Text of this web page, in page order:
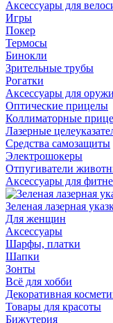
Аксессуары для
Игры
Покер
Термосы
Бинокли
Зрительные трубы
Рогатки
Аксессуары для
Оптические прицелы
Коллиматорные
Лазерные
Средства самозащиты
Электрошокеры
Отпугиватели
Аксессуары для
Зеленая лазерная
Для женщин
Аксессуары
Шарфы, платки
Шапки
Зонты
Всё для хобби
Декоративная
Товары для красоты
Бижутерия